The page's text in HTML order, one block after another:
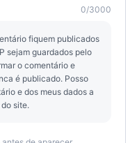
0/3000
fiquem publicados
sejam guardados pelo
o comentário e
é publicado. Posso
e dos meus dados a
site.